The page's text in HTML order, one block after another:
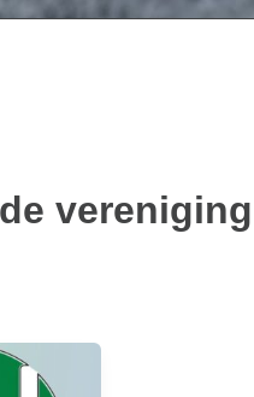
vereniging